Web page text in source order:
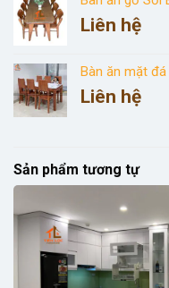
Liên hệ
Bàn ăn mặt
Liên hệ
Sản phẩm tương tự